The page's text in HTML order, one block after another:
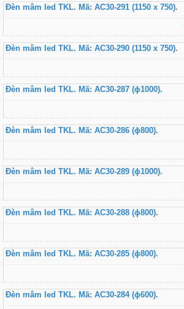
Đèn mâm led TKL. Mã: AC30-291 (1150 x 750).
Đèn mâm led TKL. Mã: AC30-290 (1150 x 750).
Đèn mâm led TKL. Mã: AC30-287 (ɸ1000).
Đèn mâm led TKL. Mã: AC30-286 (ɸ800).
Đèn mâm led TKL. Mã: AC30-289 (ɸ1000).
Đèn mâm led TKL. Mã: AC30-288 (ɸ800).
Đèn mâm led TKL. Mã: AC30-285 (ɸ800).
Đèn mâm led TKL. Mã: AC30-284 (ɸ600).